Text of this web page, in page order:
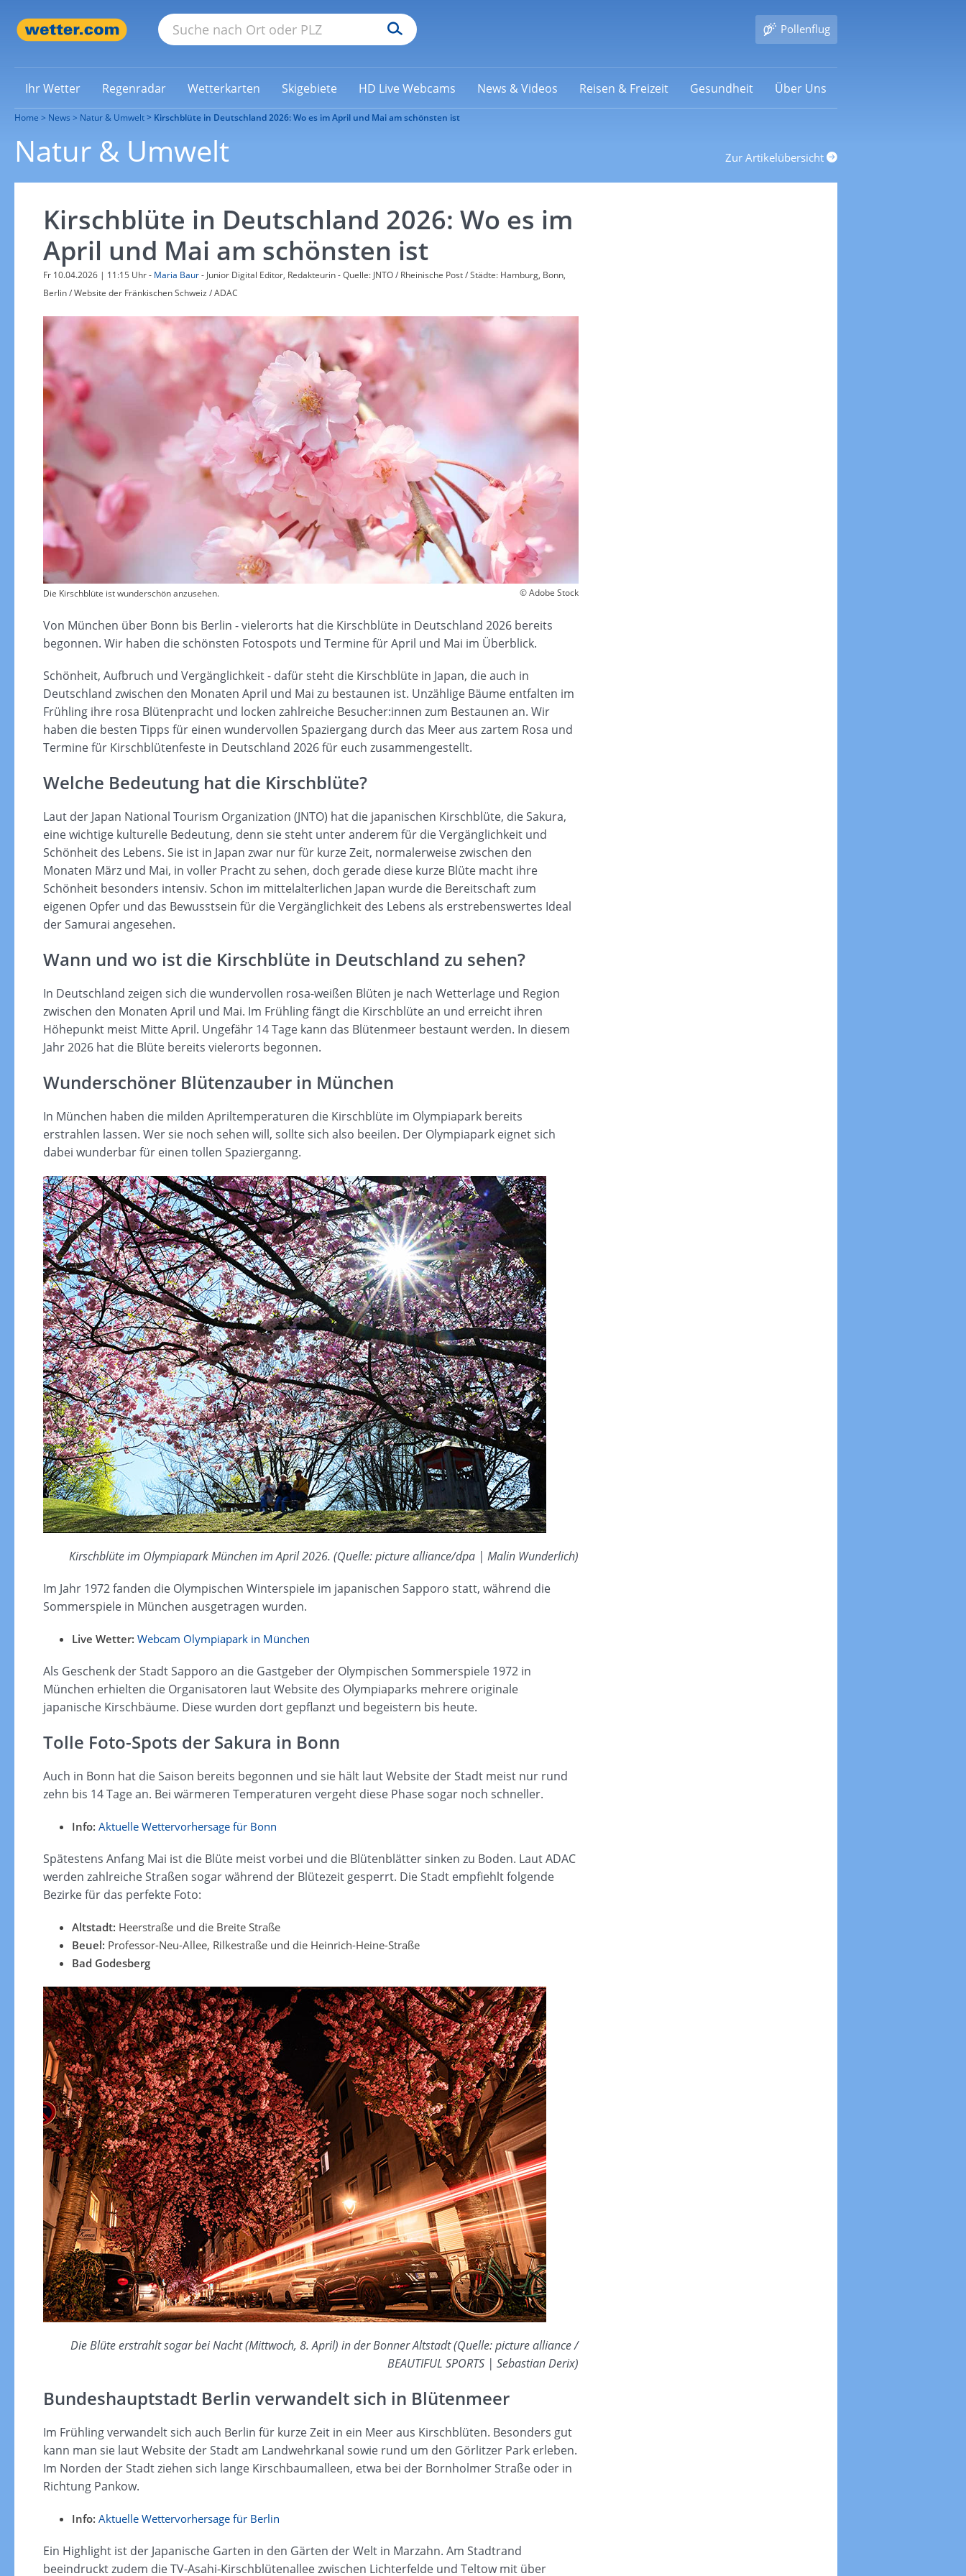
Pollenflug
Ihr Wetter Regenradar Wetterkarten Skigebiete HD Live Webcams News & Videos Reisen & Freizeit Gesundheit Über Uns
Home News Natur & Umwelt Kirschblüte in Deutschland 2026: Wo es im April und Mai am schönsten ist
Natur & Umwelt Zur Artikelübersicht
Kirschblüte in Deutschland 2026: Wo es im
April und Mai am schönsten ist
Fr 10.04.2026 | 11:15 Uhr- Maria Baur- Junior Digital Editor, Redakteurin - Quelle: JNTO / Rheinische Post / Städte: Hamburg, Bonn,
Berlin / Website der Fränkischen Schweiz / ADAC
© Adobe Stock
Die Kirschblüte ist wunderschön anzusehen.
Von München über Bonn bis Berlin - vielerorts hat die Kirschblüte in Deutschland 2026 bereits
begonnen. Wir haben die schönsten Fotospots und Termine für April und Mai im Überblick.
Schönheit, Aufbruch und Vergänglichkeit - dafür steht die Kirschblüte in Japan, die auch in
Deutschland zwischen den Monaten April und Mai zu bestaunen ist. Unzählige Bäume entfalten im
Frühling ihre rosa Blütenpracht und locken zahlreiche Besucher:innen zum Bestaunen an. Wir
haben die besten Tipps für einen wundervollen Spaziergang durch das Meer aus zartem Rosa und
Termine für Kirschblütenfeste in Deutschland 2026 für euch zusammengestellt.
Welche Bedeutung hat die Kirschblüte?
Laut der Japan National Tourism Organization (JNTO) hat die japanischen Kirschblüte, die Sakura,
eine wichtige kulturelle Bedeutung, denn sie steht unter anderem für die Vergänglichkeit und
Schönheit des Lebens. Sie ist in Japan zwar nur für kurze Zeit, normalerweise zwischen den
Monaten März und Mai, in voller Pracht zu sehen, doch gerade diese kurze Blüte macht ihre
Schönheit besonders intensiv. Schon im mittelalterlichen Japan wurde die Bereitschaft zum
eigenen Opfer und das Bewusstsein für die Vergänglichkeit des Lebens als erstrebenswertes Ideal
der Samurai angesehen.
Wann und wo ist die Kirschblüte in Deutschland zu sehen?
In Deutschland zeigen sich die wundervollen rosa-weißen Blüten je nach Wetterlage und Region
zwischen den Monaten April und Mai. Im Frühling fängt die Kirschblüte an und erreicht ihren
Höhepunkt meist Mitte April. Ungefähr 14 Tage kann das Blütenmeer bestaunt werden. In diesem
Jahr 2026 hat die Blüte bereits vielerorts begonnen.
Wunderschöner Blütenzauber in München
In München haben die milden Apriltemperaturen die Kirschblüte im Olympiapark bereits
erstrahlen lassen. Wer sie noch sehen will, sollte sich also beeilen. Der Olympiapark eignet sich
dabei wunderbar für einen tollen Spazierganng.
Kirschblüte im Olympiapark München im April 2026. (Quelle: picture alliance/dpa | Malin Wunderlich)
Im Jahr 1972 fanden die Olympischen Winterspiele im japanischen Sapporo statt, während die
Sommerspiele in München ausgetragen wurden.
Live Wetter: Webcam Olympiapark in München
Als Geschenk der Stadt Sapporo an die Gastgeber der Olympischen Sommerspiele 1972 in
München erhielten die Organisatoren laut Website des Olympiaparks mehrere originale
japanische Kirschbäume. Diese wurden dort gepflanzt und begeistern bis heute.
Tolle Foto-Spots der Sakura in Bonn
Auch in Bonn hat die Saison bereits begonnen und sie hält laut Website der Stadt meist nur rund
zehn bis 14 Tage an. Bei wärmeren Temperaturen vergeht diese Phase sogar noch schneller.
Info: Aktuelle Wettervorhersage für Bonn
Spätestens Anfang Mai ist die Blüte meist vorbei und die Blütenblätter sinken zu Boden. Laut ADAC
werden zahlreiche Straßen sogar während der Blütezeit gesperrt. Die Stadt empfiehlt folgende
Bezirke für das perfekte Foto:
Altstadt: Heerstraße und die Breite Straße
Beuel: Professor-Neu-Allee, Rilkestraße und die Heinrich-Heine-Straße
Bad Godesberg
Die Blüte erstrahlt sogar bei Nacht (Mittwoch, 8. April) in der Bonner Altstadt (Quelle: picture alliance /
BEAUTIFUL SPORTS | Sebastian Derix)
Bundeshauptstadt Berlin verwandelt sich in Blütenmeer
Im Frühling verwandelt sich auch Berlin für kurze Zeit in ein Meer aus Kirschblüten. Besonders gut
kann man sie laut Website der Stadt am Landwehrkanal sowie rund um den Görlitzer Park erleben.
Im Norden der Stadt ziehen sich lange Kirschbaumalleen, etwa bei der Bornholmer Straße oder in
Richtung Pankow.
Info: Aktuelle Wettervorhersage für Berlin
Ein Highlight ist der Japanische Garten in den Gärten der Welt in Marzahn. Am Stadtrand
beeindruckt zudem die TV-Asahi-Kirschblütenallee zwischen Lichterfelde und Teltow mit über